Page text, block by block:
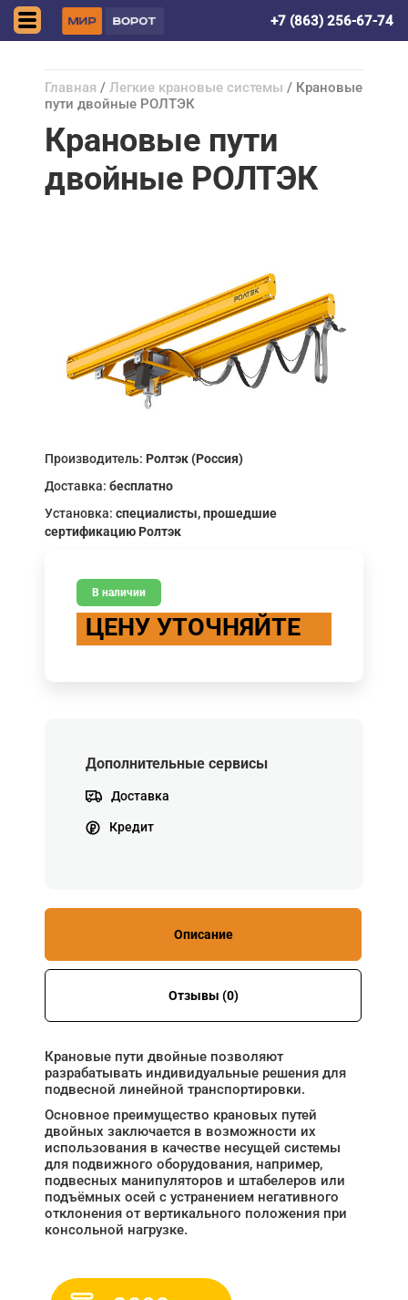
+7 (863) 256-67-74
Главная / Легкие крановые системы / Крановые
пути двойные РОЛТЭК
Крановые пути
двойные РОЛТЭК
Производитель: Ролтэк (Россия)
Доставка: бесплатно
Установка: специалисты, прошедшие
сертификацию Ролтэк
В наличии
ЦЕНУ УТОЧНЯЙТЕ
Дополнительные сервисы
Доставка
Кредит
Описание
Отзывы (0)
Крановые пути двойные позволяют
разрабатывать индивидуальные решения для
подвесной линейной транспортировки.
Основное преимущество крановых путей
двойных заключается в возможности их
использования в качестве несущей системы
для подвижного оборудования, например,
подвесных манипуляторов и штабелеров или
подъёмных осей с устранением негативного
отклонения от вертикального положения при
консольной нагрузке.